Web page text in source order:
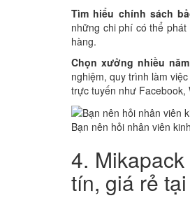
Tìm hiểu chính sách
những chi phí có thể
hàng.
Chọn xưởng nhiều
nghiệm, quy trình làm
trực tuyến như
Bạn nên hỏi nhân viên
4.
tín, giá rẻ